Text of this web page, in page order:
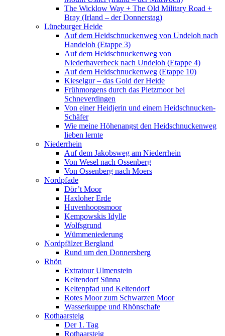
The Wicklow Way + The Old Military Road +
Bray (Irland – der Donnerstag)
Lüneburger Heide
Auf dem Heidschnuckenweg von Undeloh nach
Handeloh (Etappe 3)
Auf dem Heidschnuckenweg von
Niederhaverbeck nach Undeloh (Etappe 4)
Auf dem Heidschnuckenweg (Etappe 10)
Kieselgur – das Gold der Heide
Frühmorgens durch das Pietzmoor bei
Schneverdingen
Von einer Heidjerin und einem Heidschnucken-
Schäfer
Wie meine Höhenangst den Heidschnuckenweg
lieben lernte
Niederrhein
Auf dem Jakobsweg am Niederrhein
Von Wesel nach Ossenberg
Von Ossenberg nach Moers
Nordpfade
Dör’t Moor
Haxloher Erde
Huvenhoopsmoor
Kempowskis Idylle
Wolfsgrund
Wümmeniederung
Nordpfälzer Bergland
Rund um den Donnersberg
Rhön
Extratour Ulmenstein
Keltendorf Sünna
Keltenpfad und Keltendorf
Rotes Moor zum Schwarzen Moor
Wasserkuppe und Rhönschafe
Rothaarsteig
Der 1. Tag
Rothaarsteig